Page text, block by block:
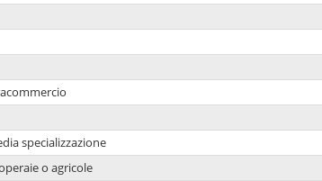
specializzazione
o agricole